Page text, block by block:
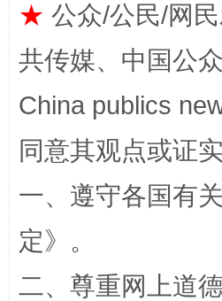
全民健身五年计划来了！等你
★ 公众/公民/网
共传媒、中国公
China publics
同意其观点或证
一、遵守各国有
定》。
二、尊重网上道